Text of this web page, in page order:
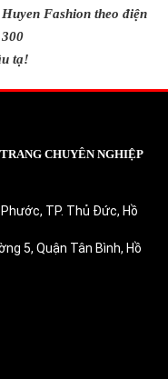
Fashion theo điện
tạ!
CHUYÊN NGHIỆP
TP. Thủ Đức, Hồ
5, Quận Tân Bình, Hồ